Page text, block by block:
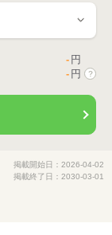
- 円
- 円 ?
掲載開始日：2026-04-02
掲載終了日：2030-03-01